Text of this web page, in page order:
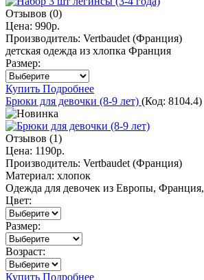
Отзывов (0)
Цена: 990р.
Производитель: Vertbaudet (Франция)
детская одежда из хлопка Франция
Размер:
Купить Подробнее
Брюки для девочки (8-9 лет) (Код: 8104.4)
Отзывов (1)
Цена: 1190р.
Производитель: Vertbaudet (Франция)
Материал: хлопок
Одежда для девочек из Европы, Франция,
Цвет:
Размер:
Возраст:
Купить Подробнее